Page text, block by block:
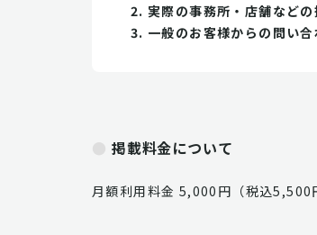
実際の事務所・店舗など
一般のお客様からの問い
掲載料金について
月額利用料金 5,000円（税込5,500